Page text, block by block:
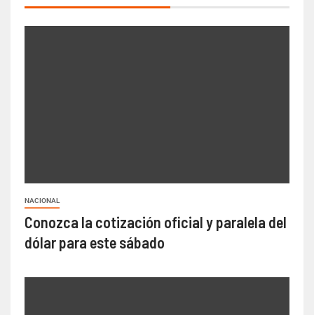
NACIONAL
Conozca la cotización oficial y paralela del
dólar para este sábado